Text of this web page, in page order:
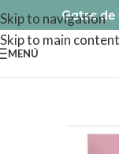
Skip to navigation
Skip to main content
Gatos de
MENÚ